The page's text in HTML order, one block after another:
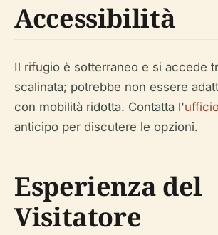
Accessibilità
Il rifugio è sotterraneo e si accede
scalinata; potrebbe non essere
con mobilità ridotta. Contatta l'
anticipo per discutere le opzioni.
Esperienza del
Visitatore